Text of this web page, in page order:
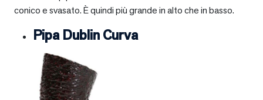
conico e svasato. È quindi più grande in alto che in basso.
Pipa Dublin Curva